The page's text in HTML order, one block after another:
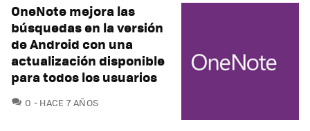
OneNote mejora las
búsquedas en la versión
de Android con una
actualización disponible
para todos los usuarios
0 COMENTARIOS
HACE 7 AÑOS